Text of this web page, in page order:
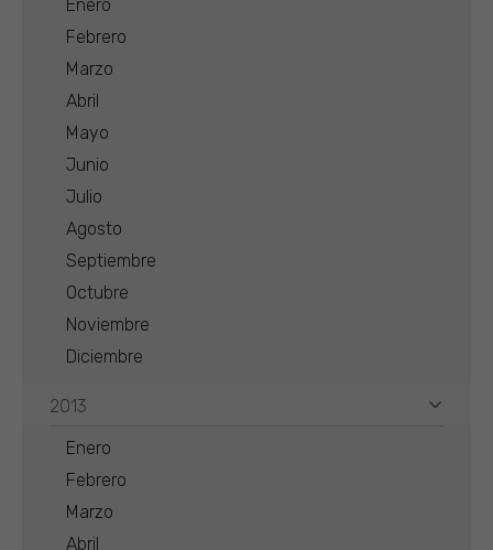
Enero
Febrero
Marzo
Abril
Mayo
Junio
Julio
Agosto
Septiembre
Octubre
Noviembre
Diciembre
2013
Enero
Febrero
Marzo
Abril